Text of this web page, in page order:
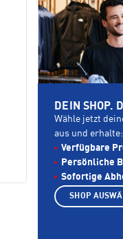
DEIN SHOP.
Wähle jetzt
aus und erhalte:
Verfügbare
Persönliche
Sofortige